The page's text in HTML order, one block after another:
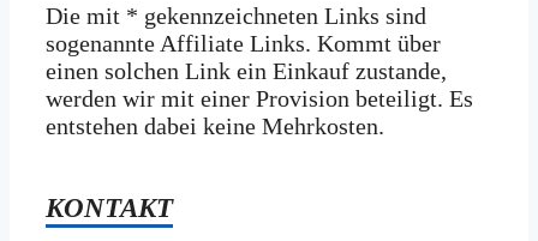
Die mit * gekennzeichneten Links sind
sogenannte Affiliate Links. Kommt über
einen solchen Link ein Einkauf zustande,
werden wir mit­ einer Provision beteiligt. Es
entstehen dabei keine Mehrkosten.
KONTAKT